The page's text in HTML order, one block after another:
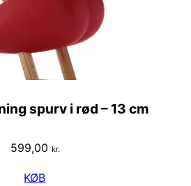
spurv i rød – 13 cm
599,00 kr.
KØB